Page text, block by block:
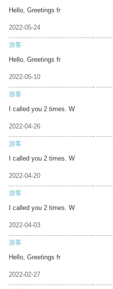
Hello, Greetings fr
2022-05-24
游客
Hello, Greetings fr
2022-05-10
游客
I called you 2 times. W
2022-04-26
游客
I called you 2 times. W
2022-04-20
游客
I called you 2 times. W
2022-04-03
游客
Hello, Greetings fr
2022-02-27